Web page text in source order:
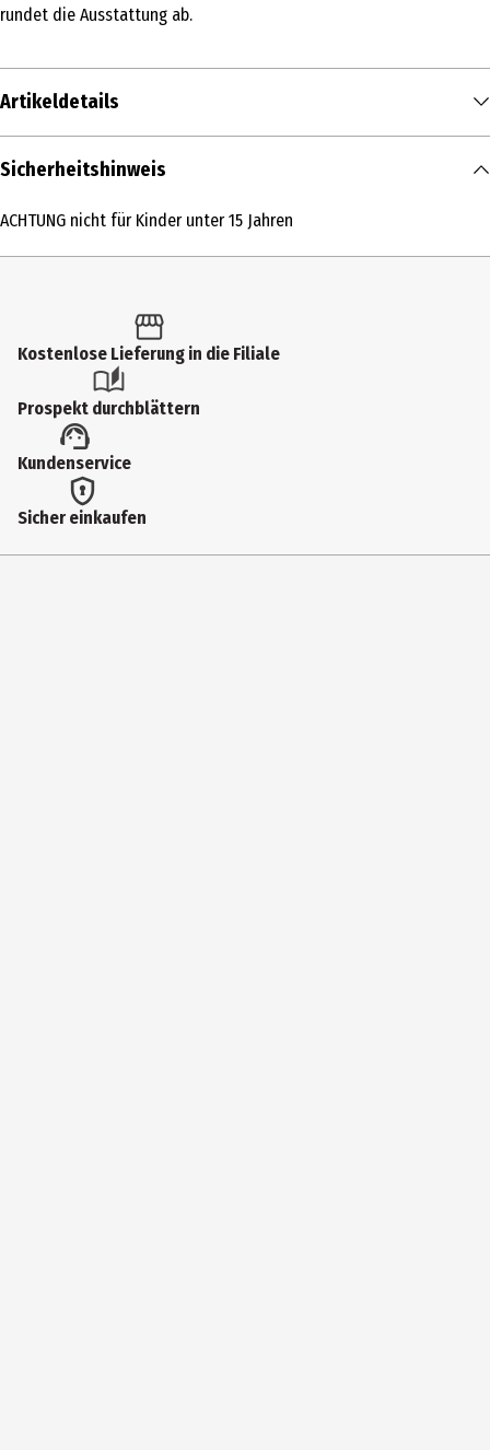
rundet die Ausstattung ab.
Artikeldetails
Inhalt
Produkttyp
15 Jahre
Artikelnummer des Herstellers
39885
Hersteller
Gebr. Märklin & Cie. GmbH
Herstelleradresse
Sicherheitshinweis
ACHTUNG nicht für Kinder unter 15 Jahren
Kostenlose Lieferung in die Filiale
Prospekt durchblättern
Kundenservice
Sicher einkaufen